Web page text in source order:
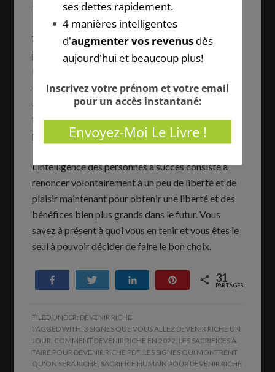
aujourd’hui d’une fortune colossale.
Vous pouvez devenir riche si c’est votre souhait le
plus profond, à condition d’être prêt à en prendre
les moyens. Épargner, investir ou créer son
entreprise demande une grande volonté et une
discipline de fer. Les 10 sacrifices pour faire
fortune, cités dans cet article vous ouvriront les
portes de l’indépendance financière.
L’intelligence des personnes à succès consiste à
renoncer volontairement à un peu de liberté et de
plaisir maintenant pour obtenir une liberté et des
bénéfices bien plus grands dans le futur. Vous
savez à présent à quoi vous en tenir et vous êtes le
seul à pouvoir décider de faire le bon choix.
Partagez
Tweetez Partagez Enregistrer
31
PARTAGES
FILED UNDER: DEVENIR RICHE
TAGGED WITH:3 SIGNES QUE VOUS ALLEZ DEVENIR RICHE UN
JOUR COMMENT DEVENIR RICHE EN 2022 LES SACRIFICES À
FAIRE POUR DEVENIR RICHE PDF LES SIGNES QUI MONTRENT
QU'ON SERA RICHE SACRIFICE HUMAIN POUR DEVENIR RICHE